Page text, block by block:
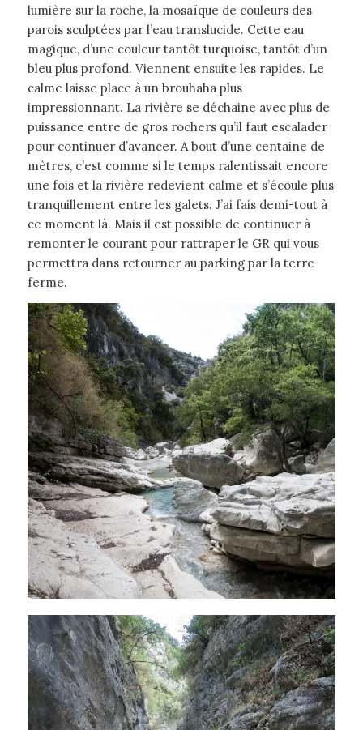
lumière sur la roche, la mosaïque de couleurs des
parois sculptées par l’eau translucide. Cette eau
magique, d’une couleur tantôt turquoise, tantôt d’un
bleu plus profond. Viennent ensuite les rapides. Le
calme laisse place à un brouhaha plus
impressionnant. La rivière se déchaine avec plus de
puissance entre de gros rochers qu’il faut escalader
pour continuer d’avancer. A bout d’une centaine de
mètres, c’est comme si le temps ralentissait encore
une fois et la rivière redevient calme et s’écoule plus
tranquillement entre les galets. J’ai fais demi-tout à
ce moment là. Mais il est possible de continuer à
remonter le courant pour rattraper le GR qui vous
permettra dans retourner au parking par la terre
ferme.